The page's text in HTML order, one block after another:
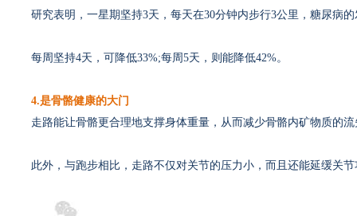
研究表明，一星期坚持3天，每天在30分钟内步行3公里，糖尿病的
每周坚持4天，可降低33%;每周5天，则能降低42%。
4.是骨骼健康的大门
走路能让骨骼更合理地支撑身体重量，从而减少骨骼内矿物质的流
此外，与跑步相比，走路不仅对关节的压力小，而且还能延缓关